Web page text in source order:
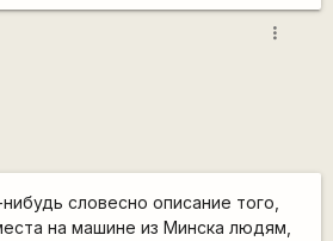
more_vert
словесно описание того,
на машине из Минска людям,